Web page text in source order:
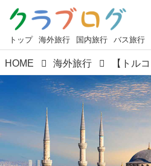
トップ 海外旅行 国内旅行 バス旅行
HOME 海外旅行